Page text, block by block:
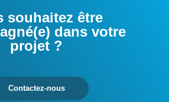
souhaitez être
dans votre
projet ?
Contactez-nous